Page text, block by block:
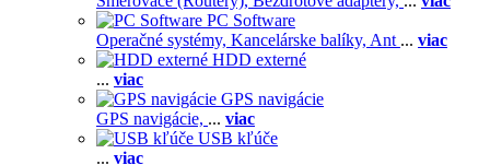
PC Software
Operačné systémy, Kancelárske balíky, Ant ... viac
HDD externé
... viac
GPS navigácie
GPS navigácie, ... viac
USB kľúče
... viac